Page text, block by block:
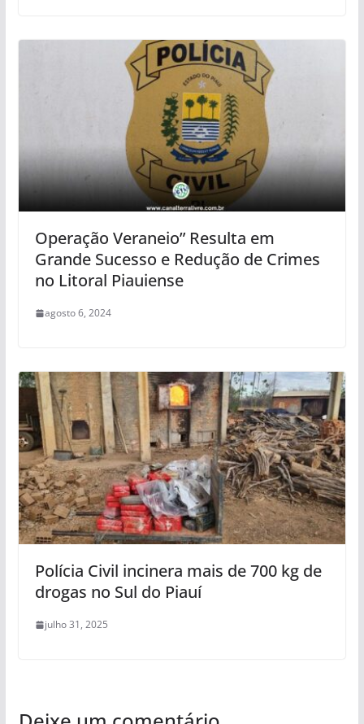
Operação Veraneio” Resulta em
Grande Sucesso e Redução de Crimes
no Litoral Piauiense
agosto 6, 2024
Polícia Civil incinera mais de 700 kg de
drogas no Sul do Piauí
julho 31, 2025